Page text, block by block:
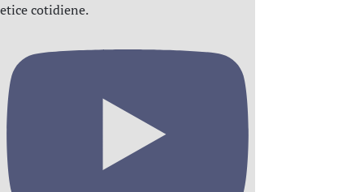
etice cotidiene.